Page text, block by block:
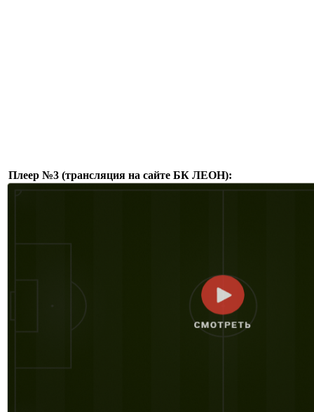
Плеер №3 (трансляция на сайте БК ЛЕОН):